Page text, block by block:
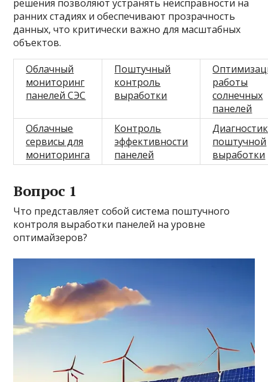
решения позволяют устранять неисправности на
ранних стадиях и обеспечивают прозрачность
данных, что критически важно для масштабных
объектов.
Облачный
мониторинг
панелей СЭС
Поштучный
контроль
выработки
работы
солнечных
панелей
Облачные
сервисы для
мониторинга
Контроль
эффективности
панелей
поштучной
выработки
Вопрос 1
Что представляет собой система поштучного
контроля выработки панелей на уровне
оптимайзеров?